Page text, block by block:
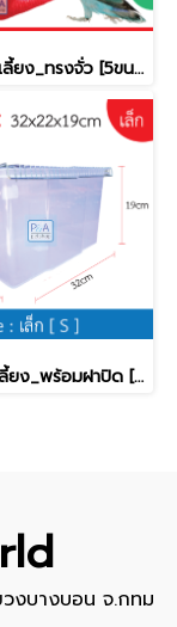
บ้านผ้าสัตว์เลี้ยง_ทรงจั่ว [5ขนาด]
กระบะสัตว์เลี้ยง_พร้อมฝาปิด [เล็ก]
งบางบอน จ.กทม